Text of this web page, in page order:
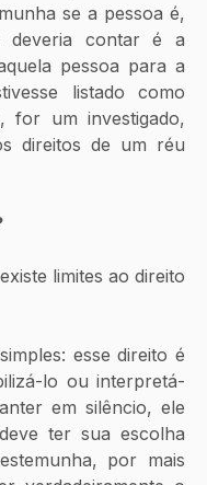
se a pessoa é,
deveria contar é a
pessoa para a
listado como
for um investigado,
direitos de um réu
limites ao direito
esse direito é
lo ou interpretá-
em silêncio, ele
ter sua escolha
por mais